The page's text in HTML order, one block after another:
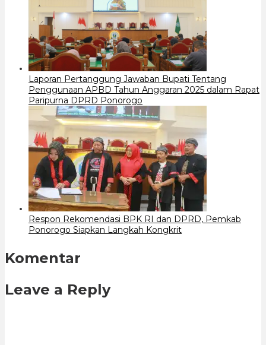
Laporan Pertanggung Jawaban Bupati Tentang
Penggunaan APBD Tahun Anggaran 2025 dalam Rapat
Paripurna DPRD Ponorogo
Respon Rekomendasi BPK RI dan DPRD, Pemkab
Ponorogo Siapkan Langkah Kongkrit
Komentar
Leave a Reply